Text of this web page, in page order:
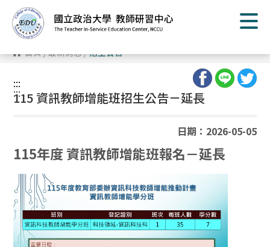
到
主
要
容 首頁/最新消息/招生公告
:::
:::
115 資訊教師增能班招生公告－延長
日期：2026-05-05
115年度 資訊教師增能班報名－延長